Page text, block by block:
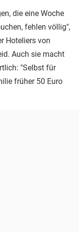
die eine Woche
fehlen völlig",
Hoteliers von
Auch sie macht
"Selbst für
früher 50 Euro